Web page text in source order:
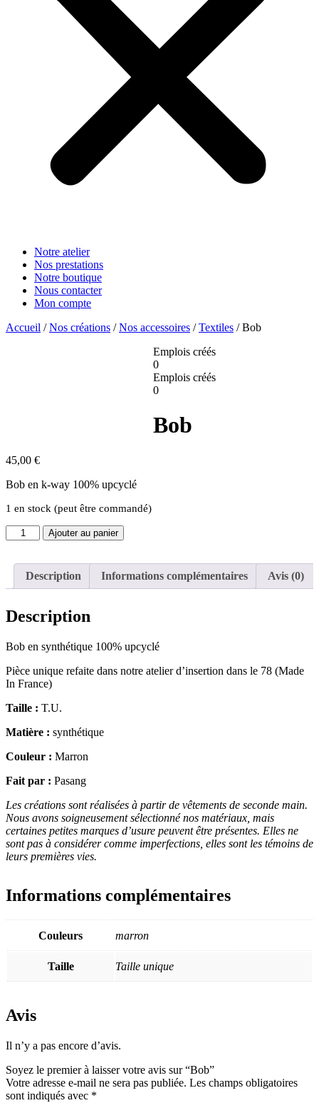
Notre atelier
Nos prestations
Notre boutique
Nous contacter
Mon compte
Accueil /Nos créations /Nos accessoires /Textiles / Bob
Emplois créés
0
Emplois créés
0
Bob
45,00 €
Bob en k-way 100% upcyclé
1 en stock (peut être commandé)
quantité
de
Ajouter au panier
Description Informations complémentaires Avis (0)
Description
Bob en synthétique 100% upcyclé
Pièce unique refaite dans notre atelier d’insertion dans le 78 (Made
In France)
Taille : T.U.
Matière : synthétique
Couleur : Marron
Fait par : Pasang
Les créations sont réalisées à partir de vêtements de seconde main.
Nous avons soigneusement sélectionné nos matériaux, mais
certaines petites marques d’usure peuvent être présentes. Elles ne
sont pas à considérer comme imperfections, elles sont les témoins de
leurs premières vies.
Informations complémentaires
Couleurs marron
Taille Taille unique
Avis
Il n’y a pas encore d’avis.
Soyez le premier à laisser votre avis sur “Bob”
Votre adresse e-mail ne sera pas publiée. Les champs obligatoires
sont indiqués avec *